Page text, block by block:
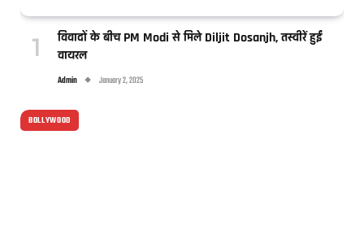
विवादों के बीच PM Modi से मिले Diljit Dosanjh, तस्वीरें हुईं
वायरल
Admin January 2, 2025
BOLLYWOOD